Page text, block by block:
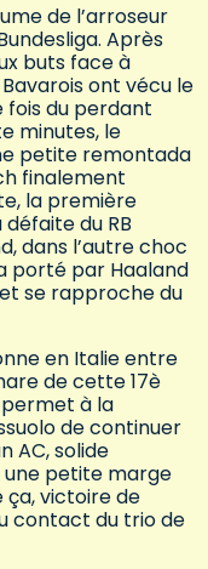
de l’arroseur
Après
buts face à
ont vécu le
du perdant
minutes, le
petite remontada
finalement
la première
du RB
dans l’autre choc
porté par Haaland
se rapproche du
en Italie entre
de cette 17è
permet à la
de continuer
AC, solide
une petite marge
ça, victoire de
contact du trio de